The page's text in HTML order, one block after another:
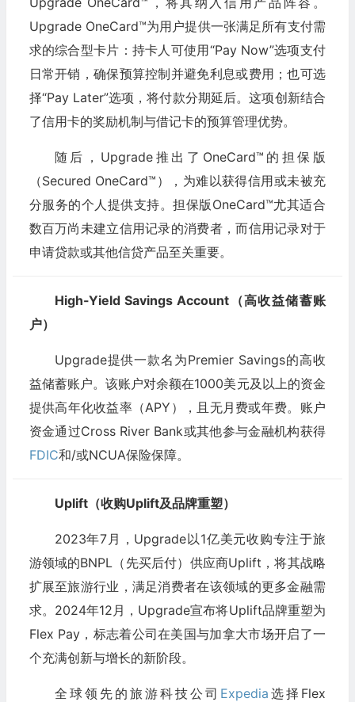
Upgrade OneCard™为用户提供一张满足所有支付需
求的综合型卡片：持卡人可使用“Pay Now”选项支付
日常开销，确保预算控制并避免利息或费用；也可选
择“Pay Later”选项，将付款分期延后。这项创新结合
了信用卡的奖励机制与借记卡的预算管理优势。
随后，Upgrade推出了OneCard™的担保版
（Secured OneCard™），为难以获得信用或未被充
分服务的个人提供支持。担保版OneCard™尤其适合
数百万尚未建立信用记录的消费者，而信用记录对于
申请贷款或其他信贷产品至关重要。
High-Yield Savings Account（高收益储蓄账
户）
Upgrade提供一款名为Premier Savings的高收
益储蓄账户。该账户对余额在1000美元及以上的资金
提供高年化收益率（APY），且无月费或年费。账户
资金通过Cross River Bank或其他参与金融机构获得
FDIC和/或NCUA保险保障。
Uplift（收购Uplift及品牌重塑）
2023年7月，Upgrade以1亿美元收购专注于旅
游领域的BNPL（先买后付）供应商Uplift，将其战略
扩展至旅游行业，满足消费者在该领域的更多金融需
求。2024年12月，Upgrade宣布将Uplift品牌重塑为
Flex Pay，标志着公司在美国与加拿大市场开启了一
个充满创新与增长的新阶段。
全球领先的旅游科技公司 Expedia 选择Flex